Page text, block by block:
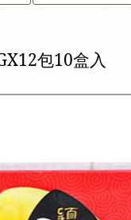
包10盒入